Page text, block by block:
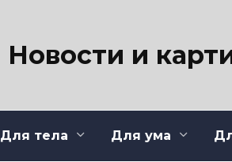
Новости и
Для тела Для ума